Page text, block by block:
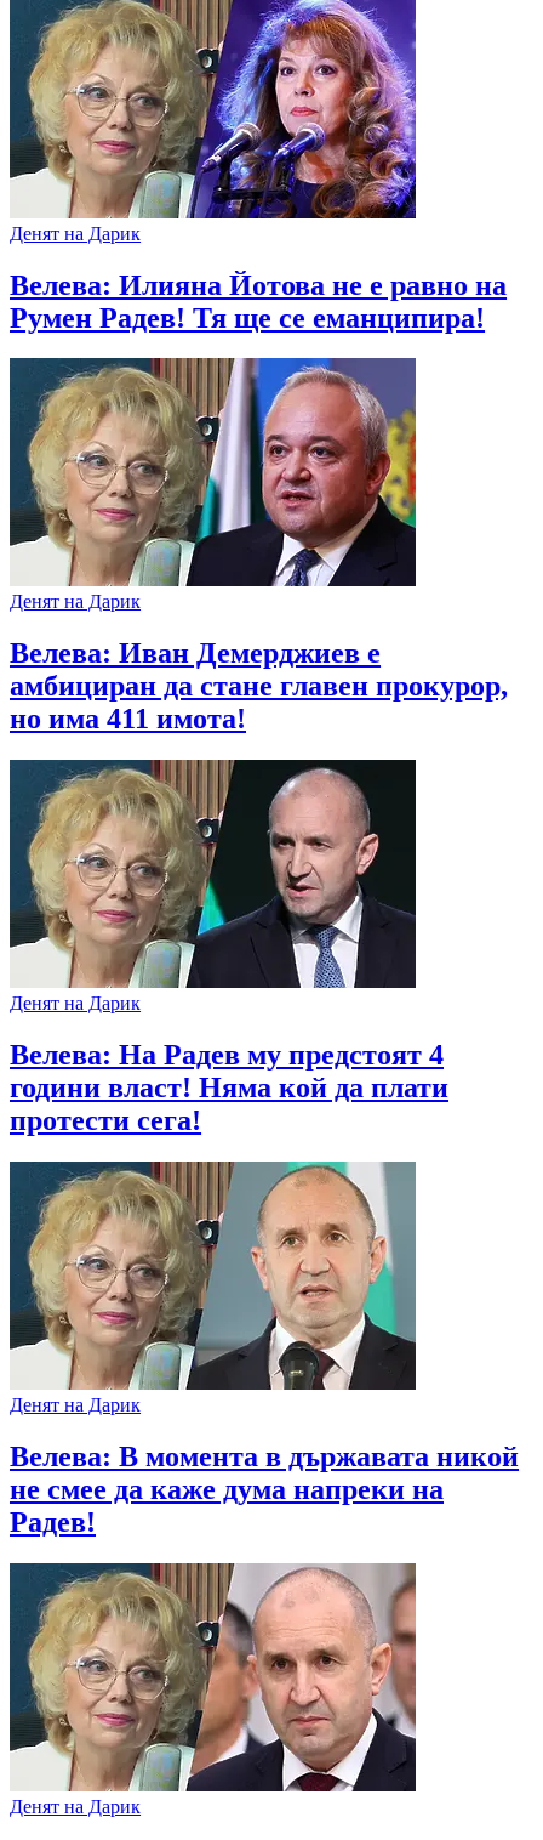
Денят на Дарик
Велева: Илияна Йотова не е равно на
Румен Радев! Тя ще се еманципира!
Денят на Дарик
Велева: Иван Демерджиев е
амбициран да стане главен прокурор,
но има 411 имота!
Денят на Дарик
Велева: На Радев му предстоят 4
години власт! Няма кой да плати
протести сега!
Денят на Дарик
Велева: В момента в държавата никой
не смее да каже дума напреки на
Радев!
Денят на Дарик